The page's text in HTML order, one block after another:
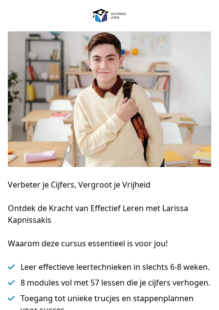
Verbeter je Cijfers, Vergroot je Vrijheid
Ontdek de Kracht van Effectief Leren met Larissa
Kapnissakis
Waarom deze cursus essentieel is voor jou!
Leer effectieve leertechnieken in slechts 6-8 weken.
8 modules vol met 57 lessen die je cijfers verhogen.
Toegang tot unieke trucjes en stappenplannen